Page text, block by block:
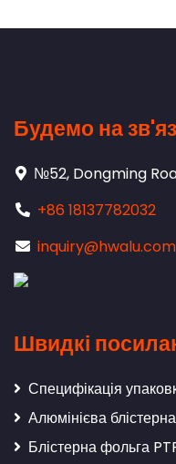
Будемо на
№52, Dongming
+86 18137782032
inquiry@hwalu.com
Швидкі
Специфікація
Алюмінієва
Блістерна фольга